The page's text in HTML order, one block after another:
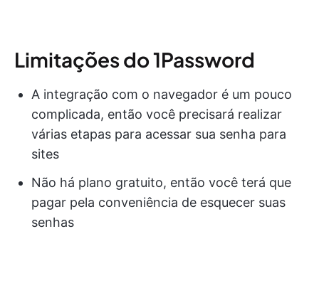
Limitações do 1Password
A integração com o navegador é um pouco
complicada, então você precisará realizar
várias etapas para acessar sua senha para
sites
Não há plano gratuito, então você terá que
pagar pela conveniência de esquecer suas
senhas